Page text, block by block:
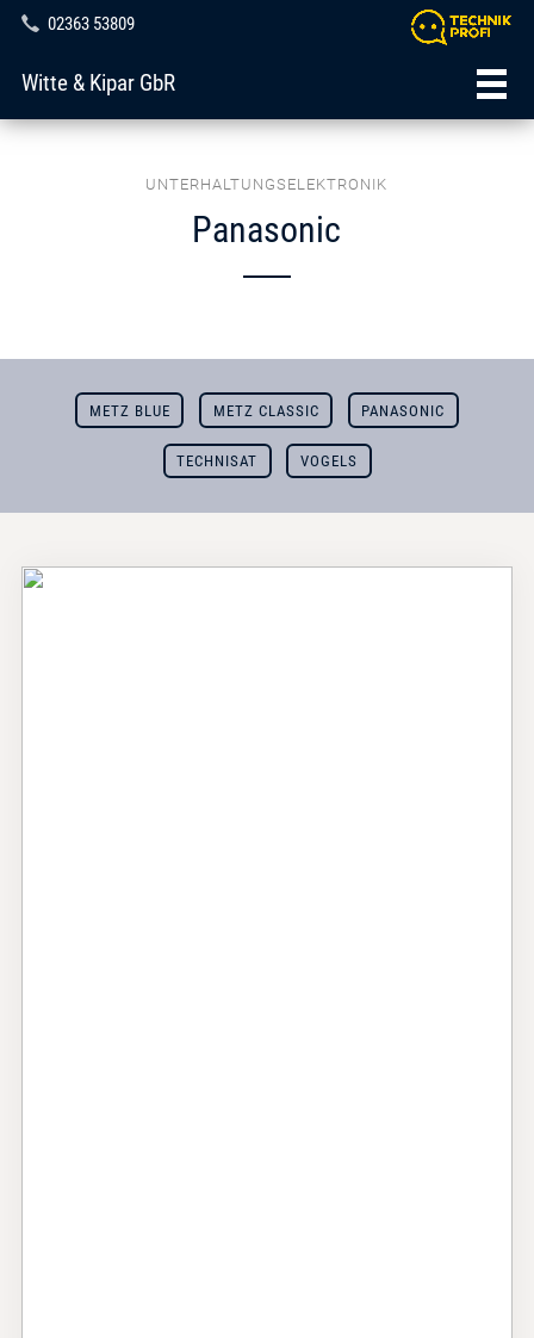
02363 53809
Witte & Kipar GbR
UNTERHALTUNGSELEKTRONIK
Panasonic
METZ BLUE METZ CLASSIC PANASONIC
TECHNISAT VOGELS